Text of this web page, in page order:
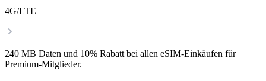
4G/LTE
240 MB Daten und 10% Rabatt bei allen eSIM-Einkäufen für
Premium-Mitglieder.